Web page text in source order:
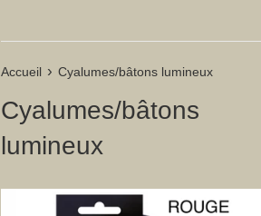
Accueil › Cyalumes/bâtons lumineux
Cyalumes/bâtons
lumineux